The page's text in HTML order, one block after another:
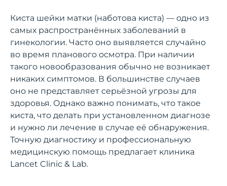
Киста шейки матки (наботова киста) — одно из
самых распространённых заболеваний в
гинекологии. Часто оно выявляется случайно
во время планового осмотра. При наличии
такого новообразования обычно не возникает
никаких симптомов. В большинстве случаев
оно не представляет серьёзной угрозы для
здоровья. Однако важно понимать, что такое
киста, что делать при установленном диагнозе
и нужно ли лечение в случае её обнаружения.
Точную диагностику и профессиональную
медицинскую помощь предлагает клиника
Lancet Clinic & Lab.